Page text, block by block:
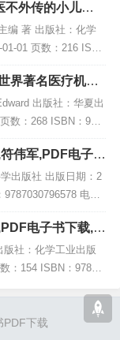
不外传的小儿保
编 著 出版社：化学
01 页数：216 ISB
小：180MB [高清扫描
界著名医疗机构
和健康守护指南,
出版社：华夏出
数：268 ISBN：978
[高清扫描版PD
伟军,PDF电子书
出版社 出版日期：2
电子
格式] 内容简介 该
电子书下载,网
社：化学工业出版
：154 ISBN：97871
PDF下载